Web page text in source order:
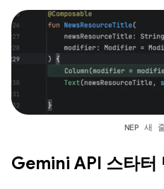
NEP 새
Gemini API 스타터